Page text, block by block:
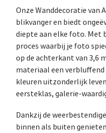
Onze Wanddecoratie van
blikvanger en biedt
diepte aan elke foto. Met
proces waarbij je foto
op de achterkant van 3,6
materiaal een
kleuren uitzonderlijk
eersteklas, galerie-
Dankzij de
binnen als buiten